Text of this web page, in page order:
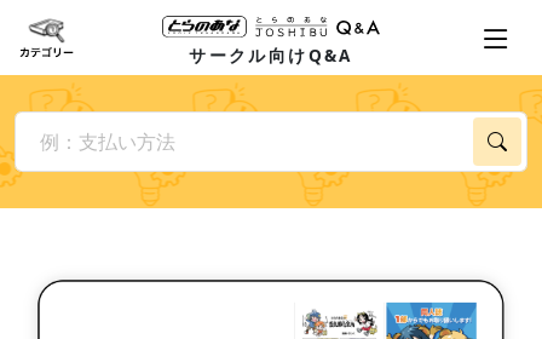
サークル向けQ&A